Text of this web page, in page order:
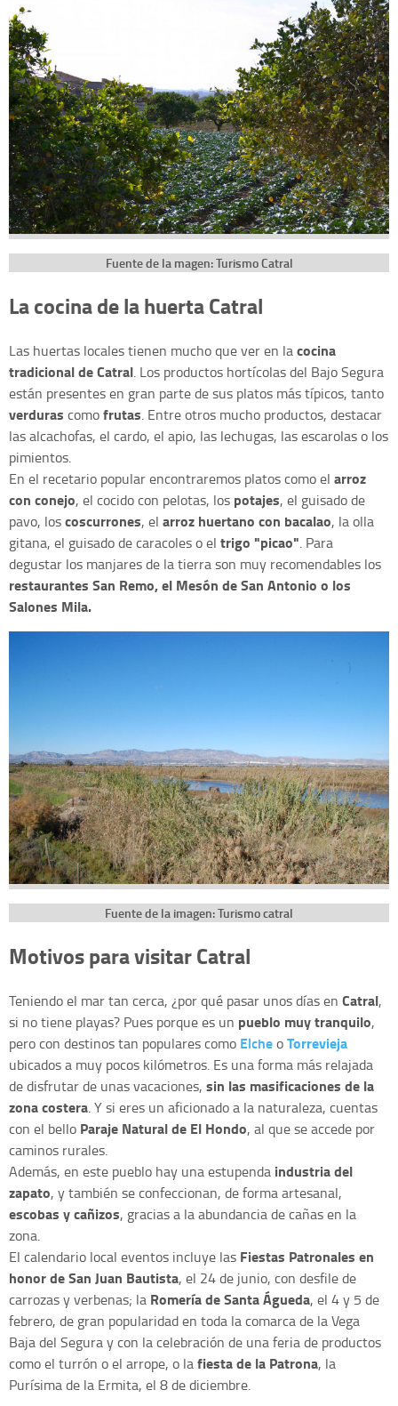
Fuente de la magen: Turismo Catral
La cocina de la huerta Catral
Las huertas locales tienen mucho que ver en lacocina
tradicional de Catral. Los productos hortícolas del Bajo Segura
están presentes en gran parte de sus platos más típicos, tanto
verduras comofrutas. Entre otros mucho productos, destacar
las alcachofas, el cardo, el apio, las lechugas, las escarolas o los
pimientos.
En el recetario popular encontraremos platos como el arroz
con conejo, el cocido con pelotas, los potajes, el guisado de
pavo, loscoscurrones, el arroz huertano con bacalao, la olla
gitana, el guisado de caracoles o el trigo "picao". Para
degustar los manjares de la tierra son muy recomendables los
restaurantes San Remo, el Mesón de San Antonio o los
Salones Mila.
Fuente de la imagen: Turismo catral
Motivos para visitar Catral
Teniendo el mar tan cerca, ¿por qué pasar unos días en Catral,
si no tiene playas? Pues porque es un pueblo muy tranquilo,
pero con destinos tan populares como ElcheoTorrevieja
ubicados a muy pocos kilómetros. Es una forma más relajada
de disfrutar de unas vacaciones, sin las masificaciones de la
zona costera. Y si eres un aficionado a la naturaleza, cuentas
con el bello Paraje Natural de El Hondo, al que se accede por
caminos rurales.
Además, en este pueblo hay una estupenda industria del
zapato, y también se confeccionan, de forma artesanal,
escobas y cañizos, gracias a la abundancia de cañas en la
zona.
El calendario local eventos incluye las Fiestas Patronales en
honor de San Juan Bautista, el 24 de junio, con desfile de
carrozas y verbenas; la Romería de Santa Águeda, el 4 y 5 de
febrero, de gran popularidad en toda la comarca de la Vega
Baja del Segura y con la celebración de una feria de productos
como el turrón o el arrope, o lafiesta de la Patrona, la
Purísima de la Ermita, el 8 de diciembre.